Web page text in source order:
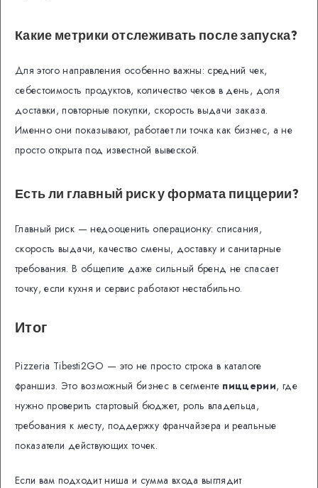
Какие метрики отслеживать после запуска?
Для этого направления особенно важны: средний чек,
себестоимость продуктов, количество чеков в день, доля
доставки, повторные покупки, скорость выдачи заказа.
Именно они показывают, работает ли точка как бизнес, а не
просто открыта под известной вывеской.
Есть ли главный риск у формата пиццерии?
Главный риск — недооценить операционку: списания,
скорость выдачи, качество смены, доставку и санитарные
требования. В общепите даже сильный бренд не спасает
точку, если кухня и сервис работают нестабильно.
Итог
Pizzeria Tibesti2GO — это не просто строка в каталоге
франшиз. Это возможный бизнес в сегменте пиццерии, где
нужно проверить стартовый бюджет, роль владельца,
требования к месту, поддержку франчайзера и реальные
показатели действующих точек.
Если вам подходит ниша и сумма входа выглядит